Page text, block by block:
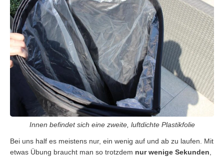
Innen befindet sich eine zweite, luftdichte Plastikfolie
Bei uns half es meistens nur, ein wenig auf und ab zu laufen. Mit
etwas Übung braucht man so trotzdem nur wenige Sekunden